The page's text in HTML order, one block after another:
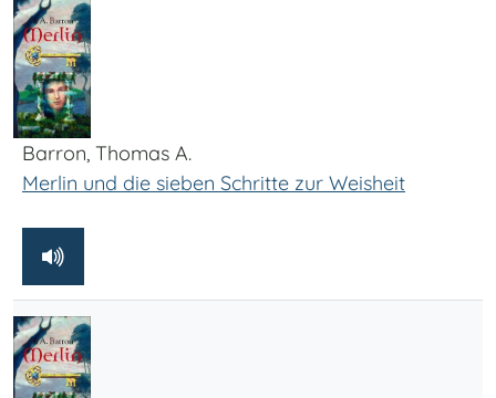
Barron, Thomas A.
Merlin und die sieben Schritte zur Weisheit